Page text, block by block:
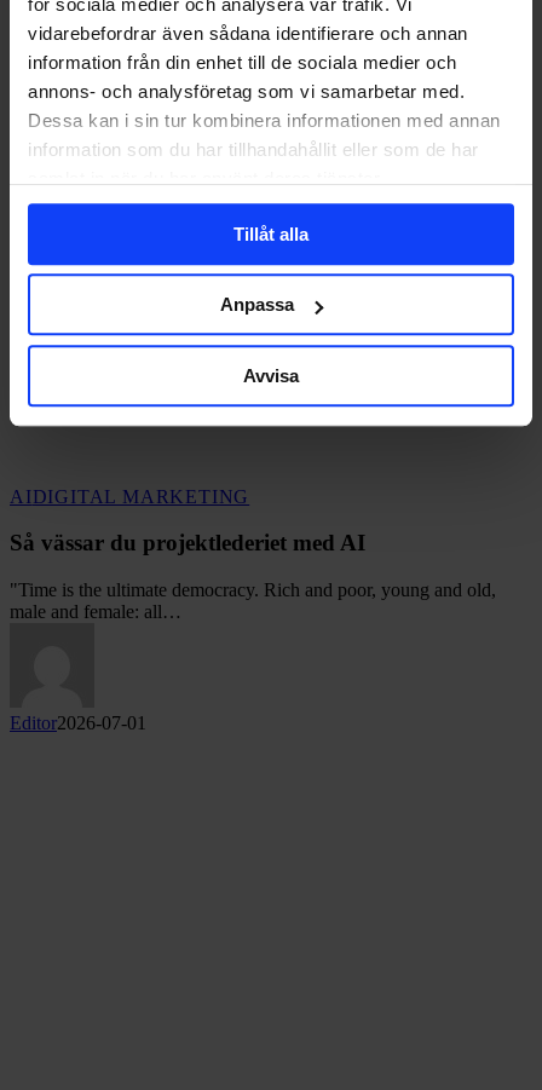
för sociala medier och analysera vår trafik. Vi
vidarebefordrar även sådana identifierare och annan
information från din enhet till de sociala medier och
annons- och analysföretag som vi samarbetar med.
Dessa kan i sin tur kombinera informationen med annan
information som du har tillhandahållit eller som de har
Tillåt alla
Anpassa
Avvisa
AIDIGITAL MARKETING
du
med
AI
Så vässar du projektlederiet med AI
"Time is the ultimate democracy. Rich and poor, young and old,
male and female: all…
Editor2026-07-01